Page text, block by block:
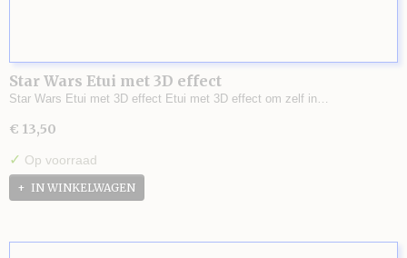
Star Wars Etui met 3D effect
Star Wars Etui met 3D effect Etui met 3D effect om zelf in…
€ 13,50
✓ Op voorraad
IN WINKELWAGEN